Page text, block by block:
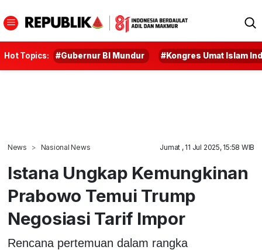
Hot Topics: #Gubernur BI Mundur #Kongres Umat Islam
News Nasional News Jumat , 11 Jul 2025, 15:58 WIB
Istana Ungkap Kemungkinan
Prabowo Temui Trump
Negosiasi Tarif Impor
Rencana pertemuan dalam rangka